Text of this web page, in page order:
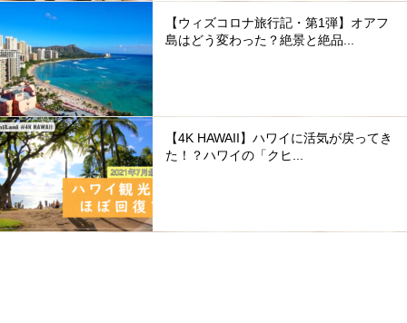
【ウィズコロナ旅行記・第1弾】オアフ
島はどう変わった？絶景と絶品...
【4K HAWAII】ハワイに活気が戻ってき
た！？ハワイの「クヒ...